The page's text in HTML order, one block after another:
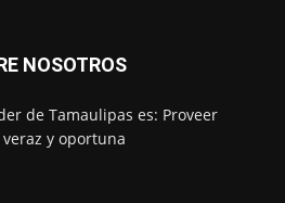
NOSOTROS
de Tamaulipas es: Proveer
y oportuna